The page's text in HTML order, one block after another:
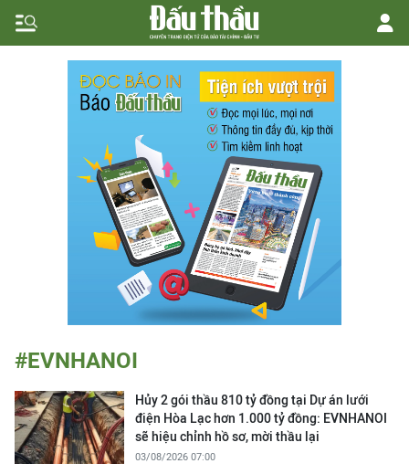
#EVNHANOI
Hủy 2 gói thầu 810 tỷ đồng tại Dự án lưới
điện Hòa Lạc hơn 1.000 tỷ đồng: EVNHANOI
sẽ hiệu chỉnh hồ sơ, mời thầu lại
03/08/2026 07:00